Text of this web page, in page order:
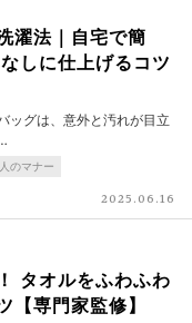
濯法｜自宅で簡
しに仕上げるコツ
ッグは、意外と汚れが目立
のマナー
2025.06.16
タオルをふわふわ
【専門家監修】